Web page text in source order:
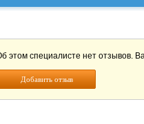
этом специалисте нет отзывов.
Добавить отзыв